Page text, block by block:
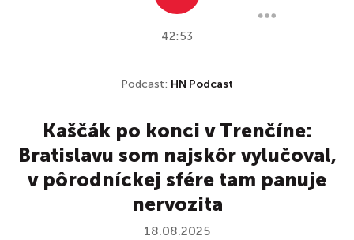
42:53
Podcast: HN Podcast
Kaščák po konci v Trenčíne:
Bratislavu som najskôr vylučoval,
v pôrodníckej sfére tam panuje
nervozita
18.08.2025